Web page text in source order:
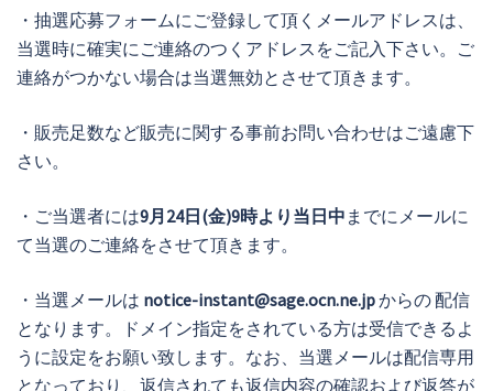
・抽選応募フォームにご登録して頂くメールアドレスは、
当選時に確実にご連絡のつくアドレスをご記入下さい。ご
連絡がつかない場合は当選無効とさせて頂きます。
・販売足数など販売に関する事前お問い合わせはご遠慮下
さい。
・ご当選者には9月24日(金)9時より当日中 までにメールに
て当選のご連絡をさせて頂きます。
・当選メールは notice-instant@sage.ocn.ne.jpからの 配信
となります。ドメイン指定をされている方は受信できるよ
うに設定をお願い致します。なお、当選メールは配信専用
となっており、返信されても返信内容の確認および返答が